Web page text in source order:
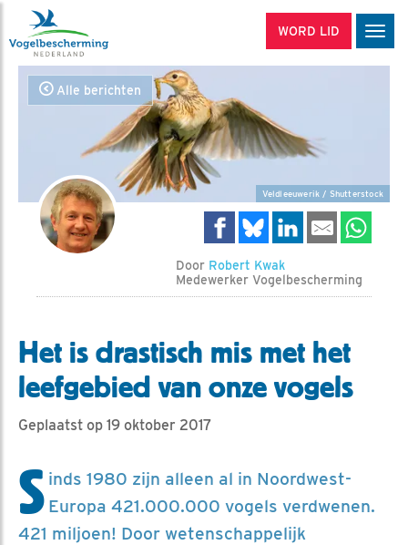
WORD LID
Alle berichten
Veldleeuwerik / Shutterstock
Door Robert Kwak
Medewerker Vogelbescherming
Het is drastisch mis met het
leefgebied van onze vogels
Geplaatst op 19 oktober 2017
S inds 1980 zijn alleen al in Noordwest-
Europa 421.000.000 vogels verdwenen.
421 miljoen! Door wetenschappelijk